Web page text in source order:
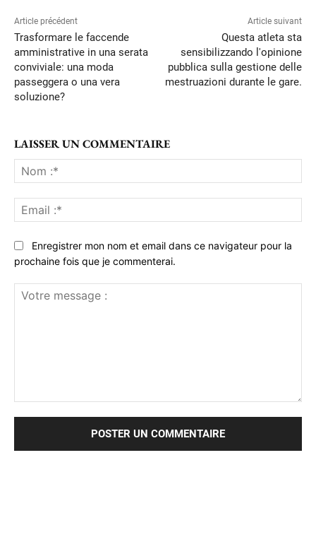
Article précédent
Trasformare le faccende
amministrative in una serata
conviviale: una moda
passeggera o una vera
soluzione?
Article suivant
Questa atleta sta
sensibilizzando l'opinione
pubblica sulla gestione delle
mestruazioni durante le gare.
LAISSER UN COMMENTAIRE
:*
:*
Enregistrer mon nom et email dans ce navigateur pour la
prochaine fois que je commenterai.